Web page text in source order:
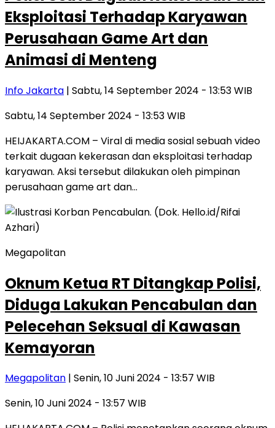
Eksploitasi Terhadap Karyawan
Perusahaan Game Art dan
Animasi di Menteng
Info Jakarta | Sabtu, 14 September 2024 - 13:53 WIB
Sabtu, 14 September 2024 - 13:53 WIB
HEIJAKARTA.COM – Viral di media sosial sebuah video
terkait dugaan kekerasan dan eksploitasi terhadap
karyawan. Aksi tersebut dilakukan oleh pimpinan
perusahaan game art dan…
Megapolitan
Oknum Ketua RT Ditangkap Polisi,
Diduga Lakukan Pencabulan dan
Pelecehan Seksual di Kawasan
Kemayoran
Megapolitan | Senin, 10 Juni 2024 - 13:57 WIB
Senin, 10 Juni 2024 - 13:57 WIB